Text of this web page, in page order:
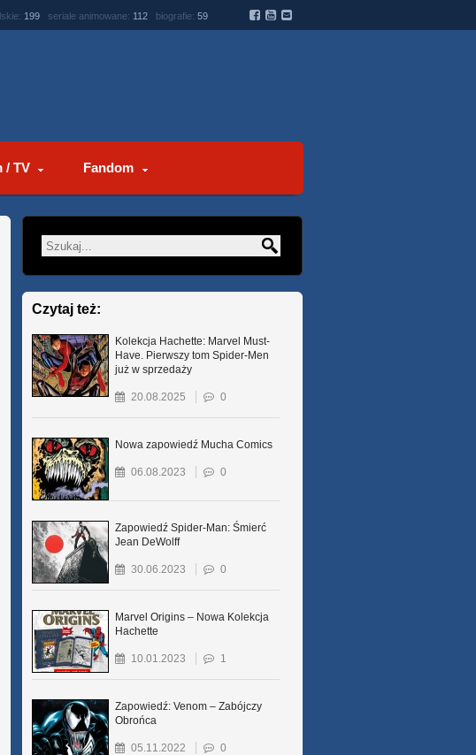
199 seriale animowane: 112 biografie: 59
/ TV Fandom
Czytaj też:
Kolekcja Hachette: Marvel Must-
Have. Pierwszy tom Spider-Men
już w sprzedaży
20.08.2025 0
Nowa zapowiedź Mucha Comics
06.08.2023 0
Zapowiedź Spider-Man: Śmierć
Jean DeWolff
30.06.2023 0
Marvel Origins – Nowa Kolekcja
Hachette
10.01.2023 1
Zapowiedź: Venom – Zabójczy
Obrońca
05.11.2022 0